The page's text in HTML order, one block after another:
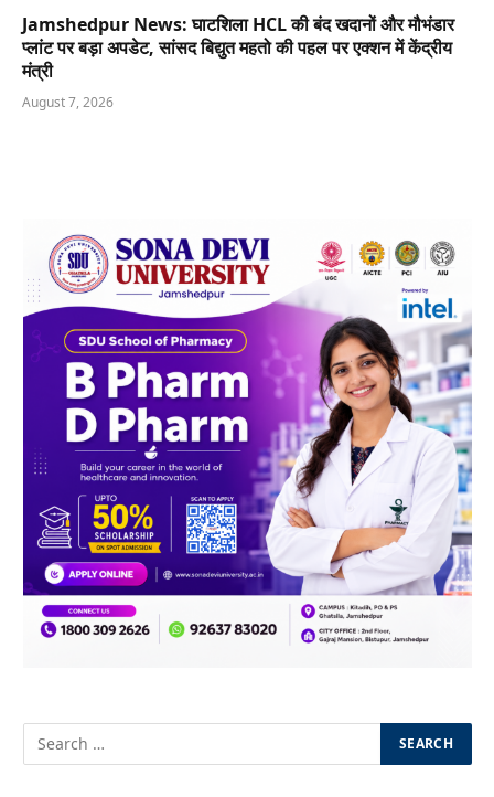
Jamshedpur News: घाटशिला HCL की बंद खदानों और मौभंडार
प्लांट पर बड़ा अपडेट, सांसद बिद्युत महतो की पहल पर एक्शन में केंद्रीय
मंत्री
August 7, 2026